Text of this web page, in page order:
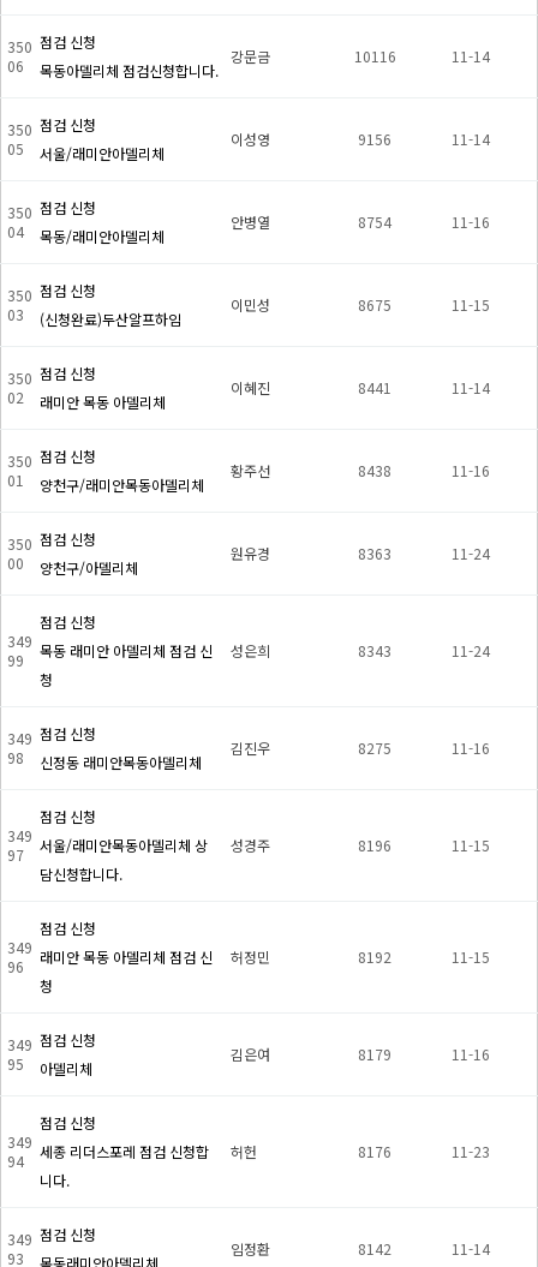
350
06
점검 신청
목동아델리체 점검신청합니다.
강문금 10116 11-14
350
05
점검 신청
서울/래미안아델리체
이성영 9156 11-14
350
04
점검 신청
목동/래미안아델리체
안병열 8754 11-16
350
03
점검 신청
(신청완료)두산알프하임
이민성 8675 11-15
350
02
점검 신청
래미안 목동 아델리체
이혜진 8441 11-14
350
01
점검 신청
양천구/래미안목동아델리체
황주선 8438 11-16
350
00
점검 신청
양천구/아델리체
원유경 8363 11-24
349
99
점검 신청
목동 래미안 아델리체 점검 신
청
성은희 8343 11-24
349
98
점검 신청
신정동 래미안목동아델리체
김진우 8275 11-16
349
97
점검 신청
서울/래미안목동아델리체 상
담신청합니다.
성경주 8196 11-15
349
96
점검 신청
래미안 목동 아델리체 점검 신
청
허정민 8192 11-15
349
95
점검 신청
아델리체
김은여 8179 11-16
349
94
점검 신청
세종 리더스포레 점검 신청합
니다.
허헌 8176 11-23
349
93
점검 신청
임정환 8142 11-14